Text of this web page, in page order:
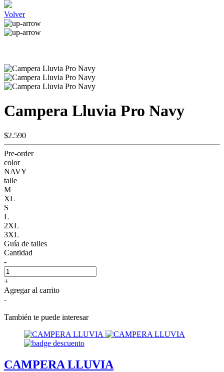
Volver
Campera Lluvia Pro Navy
$2.590
Pre-order
color
NAVY
talle
M
XL
S
L
2XL
3XL
Guía de talles
Cantidad
-
+
Agregar al carrito
-
También te puede interesar
CAMPERA LLUVIA